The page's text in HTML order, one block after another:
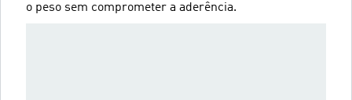
o peso sem comprometer a aderência.